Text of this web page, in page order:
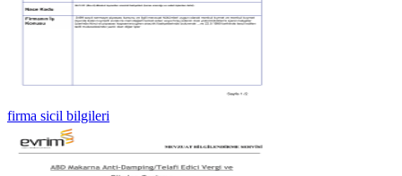
firma sicil bilgileri